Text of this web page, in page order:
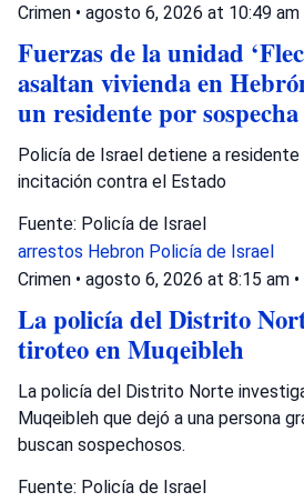
Crimen • agosto 6, 2026 at 10:49 am
Fuerzas de la unidad
asaltan vivienda en
un residente por
Policía de Israel detiene a residente
incitación contra el Estado
Fuente: Policía de Israel
arrestos Hebron Policía de Israel
Crimen • agosto 6, 2026 at 8:15 am •
La policía del Distrito
tiroteo en Muqeibleh
La policía del Distrito Norte
Muqeibleh que dejó a una persona
buscan sospechosos.
Fuente: Policía de Israel